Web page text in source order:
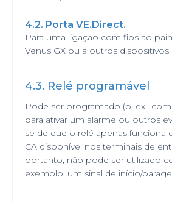
4.2. Porta VE.Direct.
Para uma ligação com fios ao
Venus GX ou a outros dispositivos.
4.3. Relé programável
Pode ser programado (p. ex.,
para ativar um alarme ou outros
se de que o relé apenas funciona
CA disponível nos terminais de
portanto, não pode ser utilizado
exemplo, um sinal de início/